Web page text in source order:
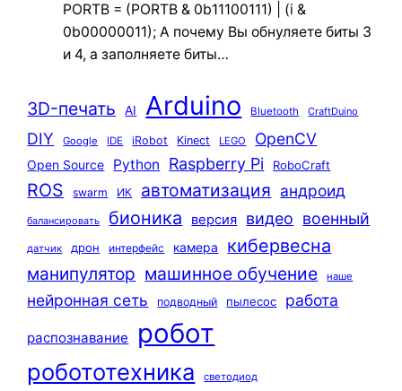
PORTB = (PORTB & 0b11100111) | (i &
0b00000011); А почему Вы обнуляете биты 3
и 4, а заполняете биты…
3D-печать AI Arduino Bluetooth CraftDuino
DIY Google IDE iRobot Kinect LEGO OpenCV
Open Source Python Raspberry Pi RoboCraft
ROS swarm ИК автоматизация андроид
балансировать бионика версия видео военный
датчик дрон интерфейс камера кибервесна
манипулятор машинное обучение наше
нейронная сеть подводный пылесос работа
распознавание робот
робототехника светодиод